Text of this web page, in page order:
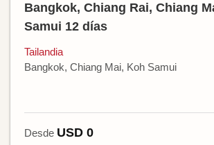
Bangkok, Chiang Rai, Chiang
Samui 12 días
Tailandia
Bangkok, Chiang Mai, Koh Samui
Desde USD 0